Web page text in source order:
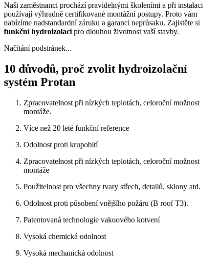
Naši zaměstnanci prochází pravidelnými školeními a při instalaci
používají výhradně certifikované montážní postupy. Proto vám
nabízíme nadstandardní záruku a garanci neprůsaku. Zajistěte si
funkční hydroizolaci pro dlouhou životnost vaší stavby.
Načítání podstránek...
10 důvodů, proč zvolit hydroizolační
systém Protan
Zpracovatelnost při nízkých teplotách, celoroční možnost
montáže.
Více než 20 leté funkční reference
Odolnost proti krupobití
Zpracovatelnost při nízkých teplotách, celoroční možnost
montáže
Použitelnost pro všechny tvary střech, detailů, sklony atd.
Odolnost proti působení vnějšího požáru (B roof T3).
Patentovaná technologie vakuového kotvení
Vysoká chemická odolnost
Vysoká mechanická odolnost